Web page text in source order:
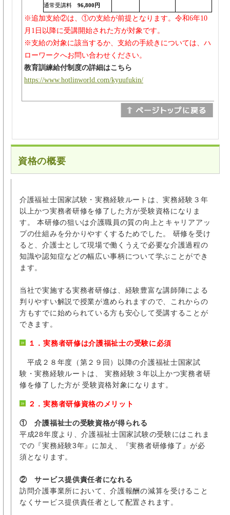
通常受講料 96,800円
※追加支給②は、①の支給が前提となります。令和6年10
月1日以降に受講開始された方が対象です。
※支給の対象に該当するか、支給の手続きについては、ハ
ローワークへお問い合わせください。
教育訓練給付制度の詳細はこちら
https://www.hotlinworld.com/kyuufukin/
資格の概要
介護福祉士国家試験・実務経験ルートは、実務経験３年
以上かつ実務者研修を修了した方が受験資格になりま
す。 本研修の狙いは介護職員の質の向上とキャリアアッ
プの仕組みを分かりやすくするためでした。 研修を受け
ると、介護士として現場で働くうえで必要な介護過程の
知識や認知症などの幅広い事柄について学ぶことができ
ます。
当社で実施する実務者研修は、経験豊富な講師陣による
判りやすい解説で授業が進められますので、これからの
方もすでに始められている方も安心して受講することが
できます。
１．実務者研修は介護福祉士の受験に必須
平成２８年度（第２９回）以降の介護福祉士国家試
験・実務経験ルートは、 実務経験３年以上かつ実務者研
修を修了した方が 受験資格対象になります。
２．実務者研修資格のメリット
① 介護福祉士の受験資格が得られる
平成28年度より、介護福祉士国家試験の受験にはこれま
での『実務経験3年』に加え、『実務者研修修了』が必
須となります。
② サービス提供責任者になれる
訪問介護事業所において、介護報酬の減算を受けること
なくサービス提供責任者として配置されます。